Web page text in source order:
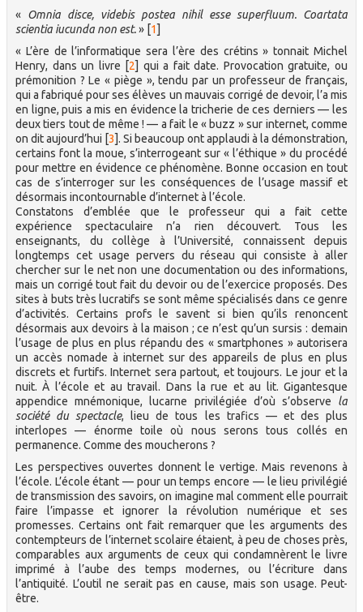
« Omnia disce, videbis postea nihil esse superfluum. Coartata
scientia iucunda non est.» [1]
« L’ère de l’informatique sera l’ère des crétins » tonnait Michel
Henry, dans un livre [2] qui a fait date. Provocation gratuite, ou
prémonition ? Le « piège », tendu par un professeur de français,
qui a fabriqué pour ses élèves un mauvais corrigé de devoir, l’a mis
en ligne, puis a mis en évidence la tricherie de ces derniers — les
deux tiers tout de même ! — a fait le « buzz » sur internet, comme
on dit aujourd’hui [3]. Si beaucoup ont applaudi à la démonstration,
certains font la moue, s’interrogeant sur « l’éthique » du procédé
pour mettre en évidence ce phénomène. Bonne occasion en tout
cas de s’interroger sur les conséquences de l’usage massif et
désormais incontournable d’internet à l’école.
Constatons d’emblée que le professeur qui a fait cette
expérience spectaculaire n’a rien découvert. Tous les
enseignants, du collège à l’Université, connaissent depuis
longtemps cet usage pervers du réseau qui consiste à aller
chercher sur le net non une documentation ou des informations,
mais un corrigé tout fait du devoir ou de l’exercice proposés. Des
sites à buts très lucratifs se sont même spécialisés dans ce genre
d’activités. Certains profs le savent si bien qu’ils renoncent
désormais aux devoirs à la maison ; ce n’est qu’un sursis : demain
l’usage de plus en plus répandu des « smartphones » autorisera
un accès nomade à internet sur des appareils de plus en plus
discrets et furtifs. Internet sera partout, et toujours. Le jour et la
nuit. À l’école et au travail. Dans la rue et au lit. Gigantesque
appendice mnémonique, lucarne privilégiée d’où s’observe la
société du spectacle, lieu de tous les trafics — et des plus
interlopes — énorme toile où nous serons tous collés en
permanence. Comme des moucherons ?
Les perspectives ouvertes donnent le vertige. Mais revenons à
l’école. L’école étant — pour un temps encore — le lieu privilégié
de transmission des savoirs, on imagine mal comment elle pourrait
faire l’impasse et ignorer la révolution numérique et ses
promesses. Certains ont fait remarquer que les arguments des
contempteurs de l’internet scolaire étaient, à peu de choses près,
comparables aux arguments de ceux qui condamnèrent le livre
imprimé à l’aube des temps modernes, ou l’écriture dans
l’antiquité. L’outil ne serait pas en cause, mais son usage. Peut-
être.